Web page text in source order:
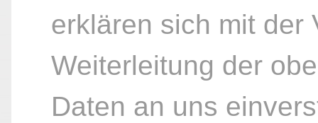
erklären sich mit der
Weiterleitung der
Daten an uns